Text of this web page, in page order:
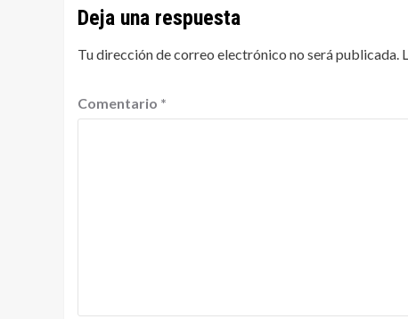
Deja una respuesta
Tu dirección de correo electrónico no será publicada.
Comentario *